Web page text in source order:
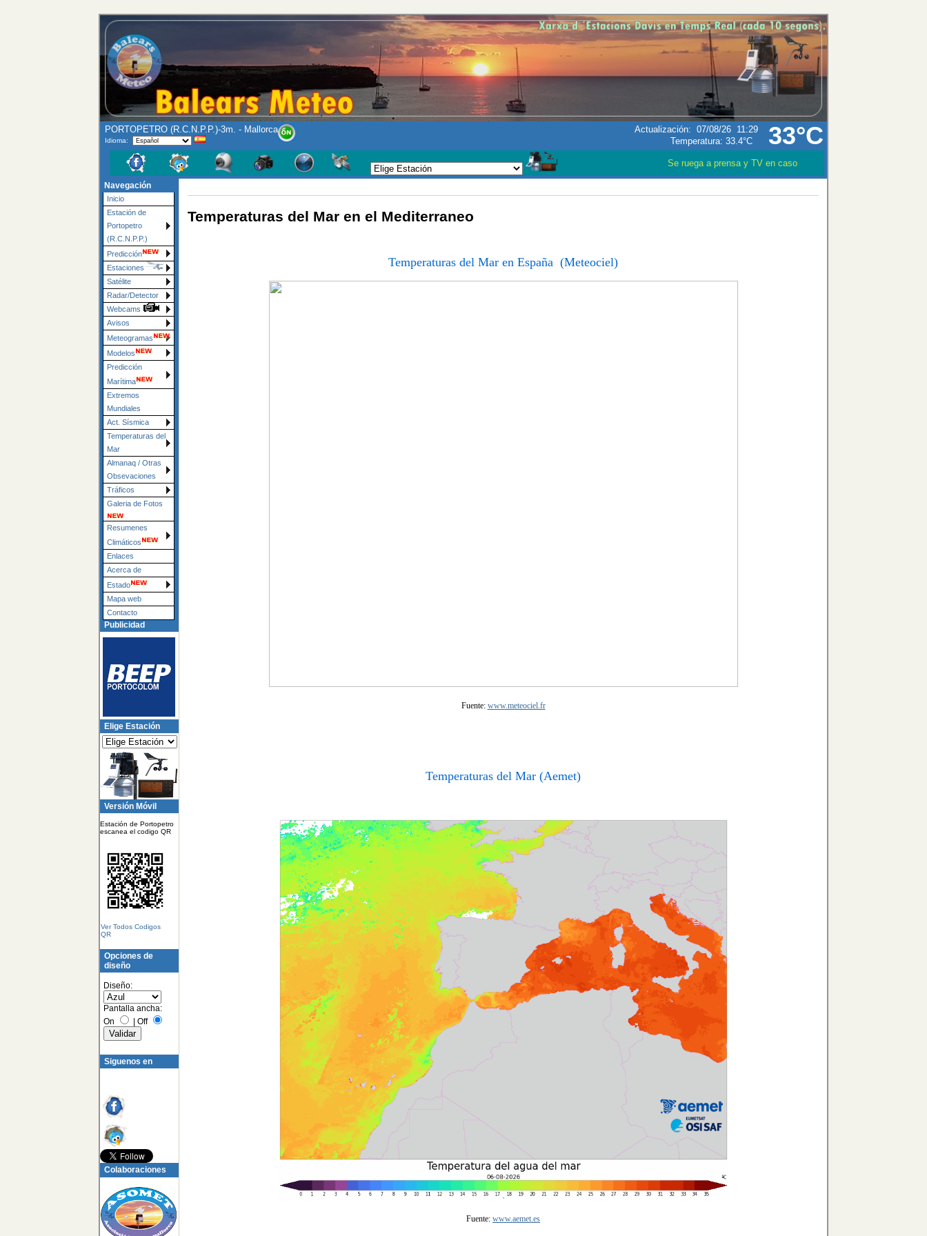
33°C
PORTOPETRO (R.C.N.P.P.)-3m. - Mallorca
Idioma:
Actualización: 07/08/26 11:29
Temperatura: 33.4°C
Se ruega a prensa y TV en caso que utilizen los datos
Navegación
Inicio
Estación de
Portopetro
(R.C.N.P.P.)
Predicción
Estaciones
Satélite
Radar/Detector
Webcams
Avisos
Meteogramas
Modelos
Predicción
Marítima
Extremos
Mundiales
Act. Sísmica
Temperaturas del
Mar
Almanaq / Otras
Obsevaciones
Tráficos
Galeria de Fotos
Resumenes
Climáticos
Enlaces
Acerca de
Estado
Mapa web
Contacto
Publicidad
Elige Estación
Versión Móvil
Estación de Portopetro
escanea el codigo QR
Ver Todos Codigos
QR
Opciones de
diseño
Diseño:
Pantalla ancha:
On
Off
Siguenos en
Colaboraciones
Temperaturas del Mar en el Mediterraneo
Temperaturas del Mar en España (Meteociel)
Fuente: www.meteociel.fr
Temperaturas del Mar (Aemet)
Fuente: www.aemet.es